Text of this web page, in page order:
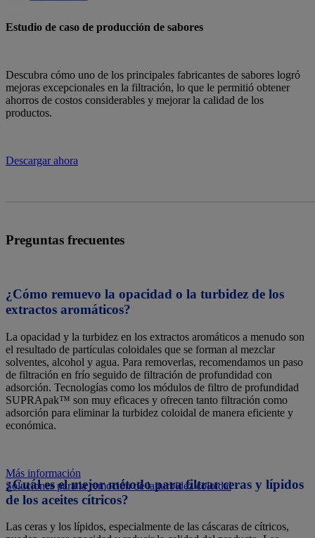
Estudio de caso de producción de sabores
Descubra cómo uno de los principales fabricantes de sabores logró
mejoras excepcionales en la filtración, lo que le permitió obtener
ahorros de costos considerables y mejorar la calidad de los
productos.
Descargar ahora
Preguntas frecuentes
¿Cómo remuevo la opacidad o la turbidez de los
extractos aromáticos?
La opacidad y la turbidez en los extractos aromáticos a menudo son
el resultado de partículas coloidales que se forman al mezclar
solventes, alcohol y agua. Para removerlas, recomendamos un paso
de filtración en frío seguido de filtración de profundidad con
adsorción. Tecnologías como los módulos de filtro de profundidad
SUPRApak™ son muy eficaces y ofrecen tanto filtración como
adsorción para eliminar la turbidez coloidal de manera eficiente y
económica.
Más información
Soluciones para la remoción de la turbidez coloidal
¿Cuál es el mejor método para filtrar ceras y lípidos
de los aceites cítricos?
Las ceras y los lípidos, especialmente de las cáscaras de cítricos,